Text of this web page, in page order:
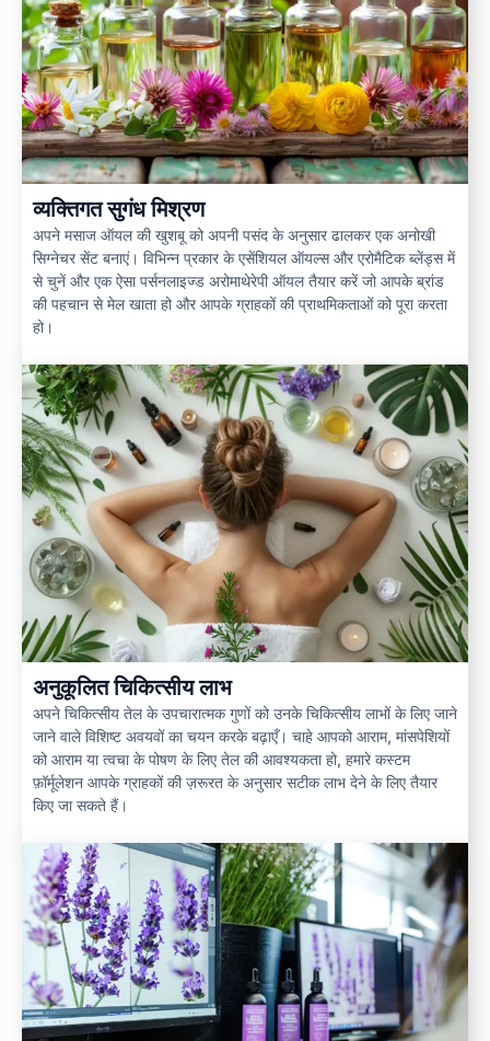
व्यक्तिगत सुगंध मिश्रण
अपने मसाज ऑयल की खुशबू को अपनी पसंद के अनुसार ढालकर एक अनोखी
सिग्नेचर सेंट बनाएं। विभिन्न प्रकार के एसेंशियल ऑयल्स और एरोमैटिक ब्लेंड्स में
से चुनें और एक ऐसा पर्सनलाइज्ड अरोमाथेरेपी ऑयल तैयार करें जो आपके ब्रांड
की पहचान से मेल खाता हो और आपके ग्राहकों की प्राथमिकताओं को पूरा करता
हो।
अनुकूलित चिकित्सीय लाभ
अपने चिकित्सीय तेल के उपचारात्मक गुणों को उनके चिकित्सीय लाभों के लिए जाने
जाने वाले विशिष्ट अवयवों का चयन करके बढ़ाएँ। चाहे आपको आराम, मांसपेशियों
को आराम या त्वचा के पोषण के लिए तेल की आवश्यकता हो, हमारे कस्टम
फ़ॉर्मूलेशन आपके ग्राहकों की ज़रूरत के अनुसार सटीक लाभ देने के लिए तैयार
किए जा सकते हैं।